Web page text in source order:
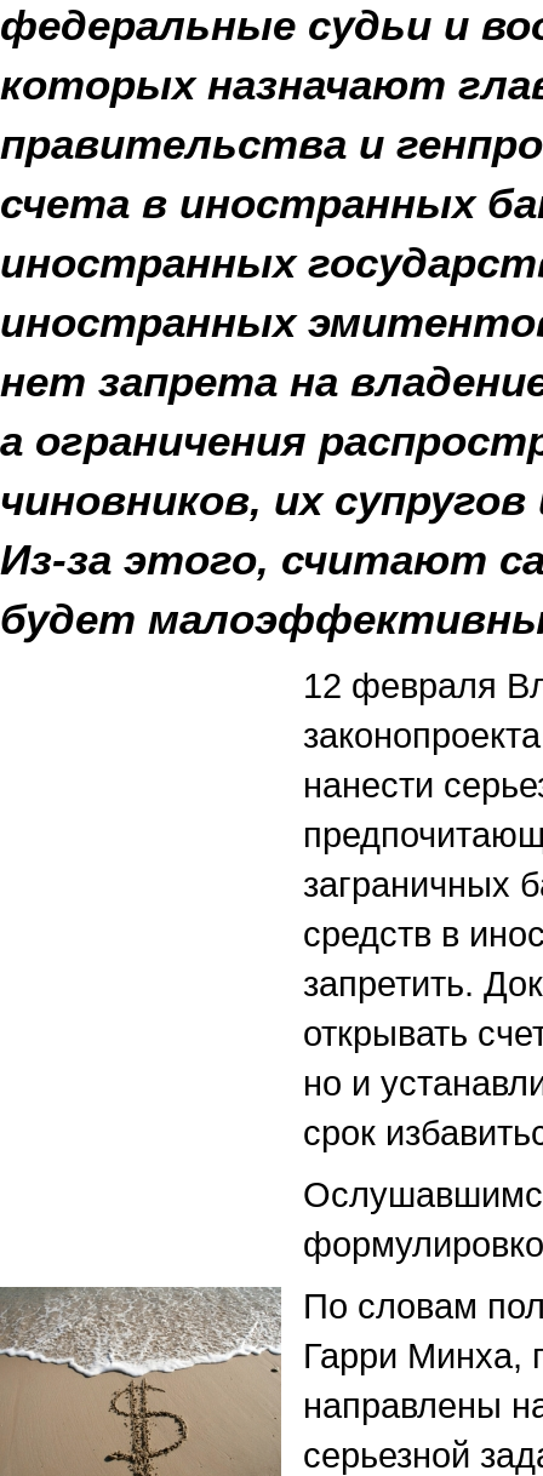
федеральные судьи и
которых назначают
правительства и
счета в иностранных
иностранных
иностранных
нет запрета на
а ограничения
чиновников, их
Из-за этого, считают
будет
12 февраля
нанести
заграничных
средств в
запретить.
открывать
но и
срок
По словам
Гарри Минха,
направлены
серьезной